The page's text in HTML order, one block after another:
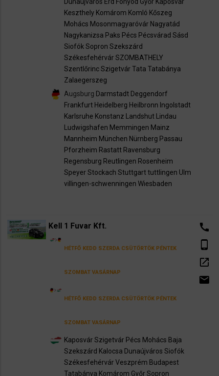
Keszthely Komárom Komló Kőszeg
Mohács Mosonmagyaróvár Nagyatád
Nagykanizsa Paks Pécs Pécsvárad Sásd
Siofók Sopron Szekszárd
SzékesfehérvárSZOMBATHELY
SzentlőrincSzigetvárTata Tatabánya
Zalaegerszeg
Augsburg Darmstadt Deggendorf
Frankfurt Heidelberg Heilbronn Ingolstadt
Karlsruhe Konstanz Landshut
Lindau
Ludwigshafen Memmingen Mainz
Mannheim München Nürnberg Passau
Pforzheim Rastatt Ravensburg
Regensburg Reutlingen Rosenheim
SpeyerStockach Stuttgarttuttlingen Ulm
villingen-schwenningen Wiesbaden
Kell 1 Fuvar Kft.
HÉTFŐ KEDD SZERDA CSÜTÖRTÖK PÉNTEK
SZOMBAT VASÁRNAP
HÉTFŐ KEDD SZERDA CSÜTÖRTÖK PÉNTEK
SZOMBAT VASÁRNAP
KaposvárSzigetvár Pécs Mohács Baja
Szekszárd Kalocsa Dunaújváros Siofók
SzékesfehérvárVeszprém Budapest
Tatabánya Komárom GyőrSopron
call
phone_android
open_in_new
email